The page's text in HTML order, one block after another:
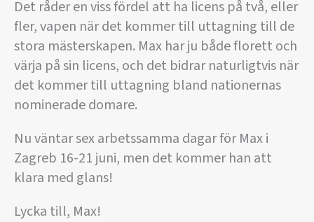
Det råder en viss fördel att ha licens på två, eller
fler, vapen när det kommer till uttagning till de
stora mästerskapen. Max har ju både florett och
värja på sin licens, och det bidrar naturligtvis när
det kommer till uttagning bland nationernas
nominerade domare.
Nu väntar sex arbetssamma dagar för Max i
Zagreb 16-21 juni, men det kommer han att
klara med glans!
Lycka till, Max!